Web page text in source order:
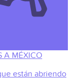
A MÉXICO
están abriendo